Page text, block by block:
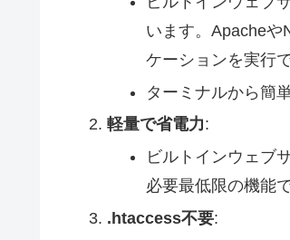
います。Apacheや
ケーションを実行
ターミナルから簡
軽量で省電力:
ビルトインウェブ
必要最低限の機能
.htaccess不要: